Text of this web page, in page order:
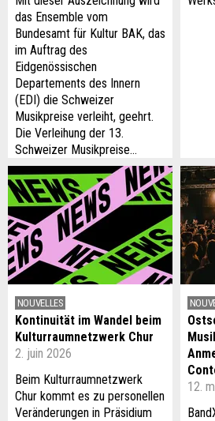
das Ensemble vom
Bundesamt für Kultur BAK, das
im Auftrag des
Eidgenössischen
Departements des Innern
(EDI) die Schweizer
Musikpreise verleiht, geehrt.
Die Verleihung der 13.
Schweizer Musikpreise…
NOUVELLES
Kontinuität im Wandel beim
Kulturraumnetzwerk Chur
2. juin 2026
Beim Kulturraumnetzwerk
Chur kommt es zu personellen
Veränderungen in Präsidium
12.